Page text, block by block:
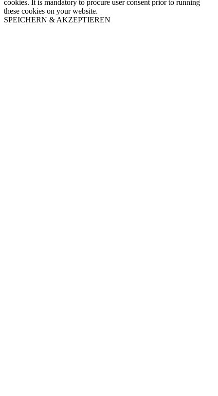
cookies. It is mandatory to procure user consent prior to running
these cookies on your website.
SPEICHERN & AKZEPTIEREN